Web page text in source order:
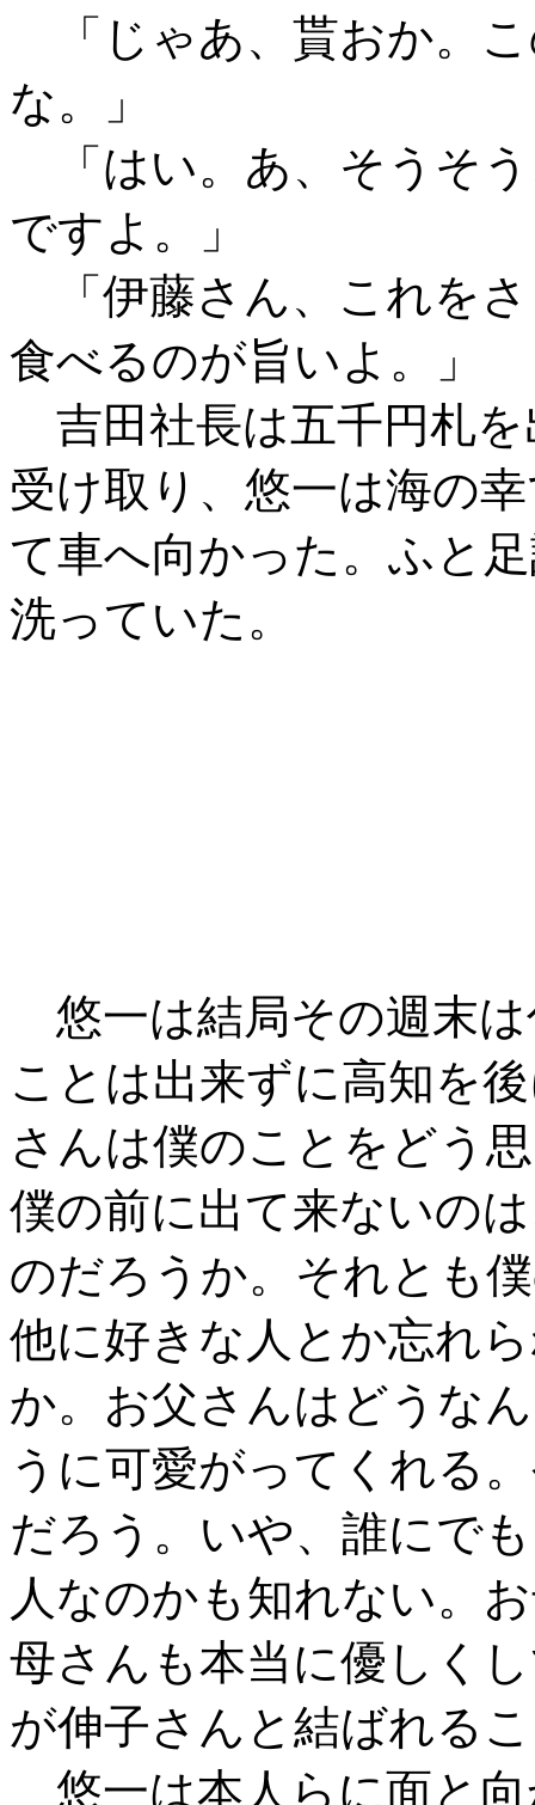
「じゃあ、貰おか。
な。」
「はい。あ、そうそ
ですよ。」
「伊藤さん、これを
食べるのが旨いよ。」
吉田社長は五千円札
受け取り、悠一は海の
て車へ向かった。ふと
洗っていた。
悠一は結局その週末
ことは出来ずに高知を
さんは僕のことをどう
僕の前に出て来ないの
のだろうか。それとも
他に好きな人とか忘れ
か。お父さんはどうな
うに可愛がってくれる
だろう。いや、誰にで
人なのかも知れない。
母さんも本当に優しく
が伸子さんと結ばれる
悠一は本人らに面と